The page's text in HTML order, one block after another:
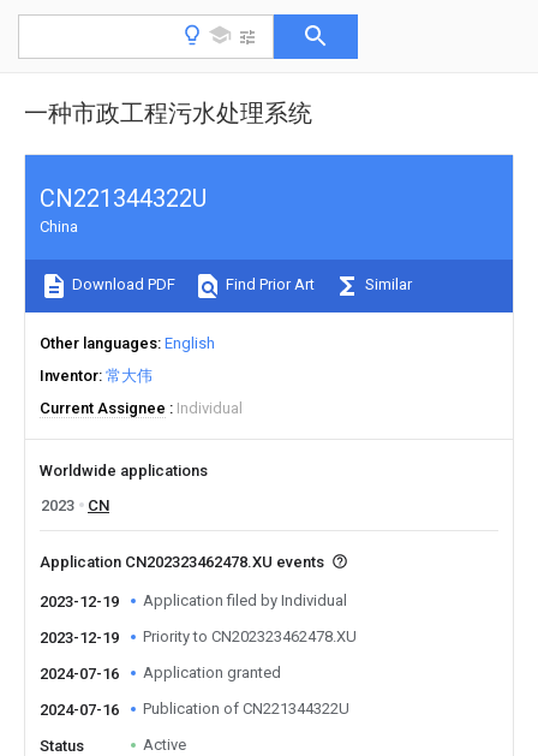
一种市政工程污水处理系统
CN221344322U
China
Download PDF Find Prior Art Similar
Other languages English
Inventor 常大伟
Current Assignee
Individual
Worldwide applications
2023
CN
Application CN202323462478.XU events
2023-12-19 Application filed by Individual
2023-12-19 Priority to CN202323462478.XU
2024-07-16 Application granted
2024-07-16 Publication of CN221344322U
Status Active